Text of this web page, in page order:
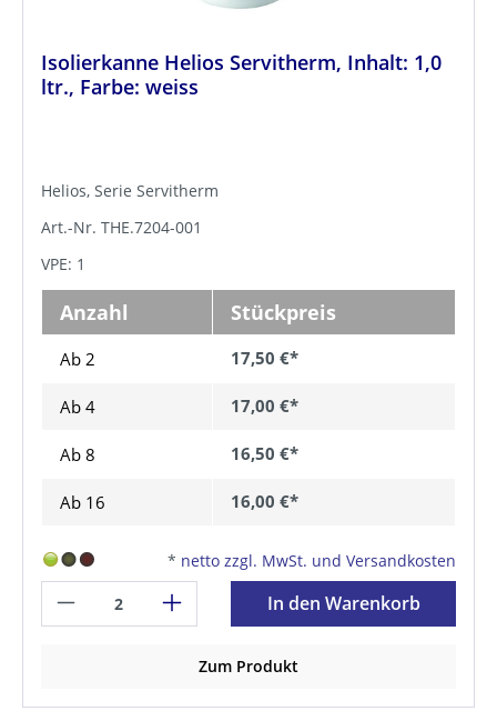
Isolierkanne Helios Servitherm, Inhalt: 1,0
ltr., Farbe: weiss
Helios, Serie Servitherm
Art.-Nr. THE.7204-001
VPE: 1
Anzahl Stückpreis
Ab 2 17,50 €*
Ab 4 17,00 €*
Ab 8 16,50 €*
Ab 16 16,00 €*
* netto zzgl. MwSt. und Versandkosten
In den Warenkorb
Zum Produkt